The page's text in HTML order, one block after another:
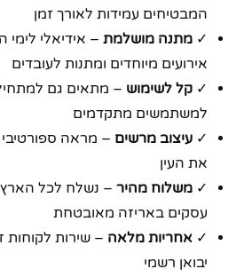
המבטיחים עמידות לאורך זמן
✓ מתנה מושלמת – אידיאלי לימי
אירועים מיוחדים ומתנות לעובדים
✓ קל לשימוש – מתאים גם
למשתמשים מתקדמים
✓ עיצוב מרשים – מראה
את העין
✓ משלוח מהיר
עסקים באריזה מאובטחת
✓ אחריות מלאה – שירות לקוחות
יבואן רשמי